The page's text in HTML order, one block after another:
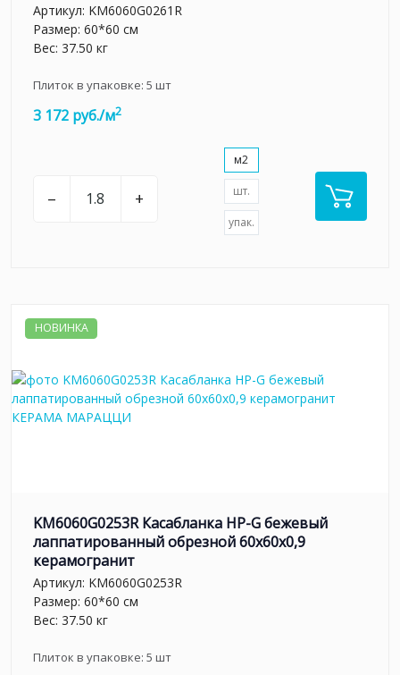
Артикул: KM6060G0261R
Размер: 60*60 см
Вес: 37.50 кг
Плиток в упаковке: 5 шт
3 172 руб./м2
– +
м2
шт.
упак.
НОВИНКА
KM6060G0253R Касабланка HP-G бежевый
лаппатированный обрезной 60x60x0,9
керамогранит
Артикул: KM6060G0253R
Размер: 60*60 см
Вес: 37.50 кг
Плиток в упаковке: 5 шт